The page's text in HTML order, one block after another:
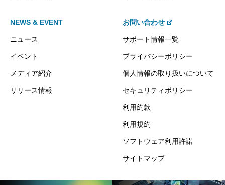
NEWS & EVENT
ニュース
イベント
メディア紹介
リリース情報
お問い合わせ
サポート情報一覧
プライバシーポリシー
個人情報の取り扱いについて
セキュリティポリシー
利用約款
利用規約
ソフトウェア利用許諾
サイトマップ